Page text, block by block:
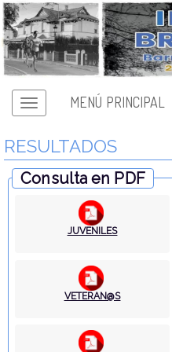
MENÚ PRINCIPAL
RESULTADOS
Consulta en PDF
JUVENILES
VETERAN@S